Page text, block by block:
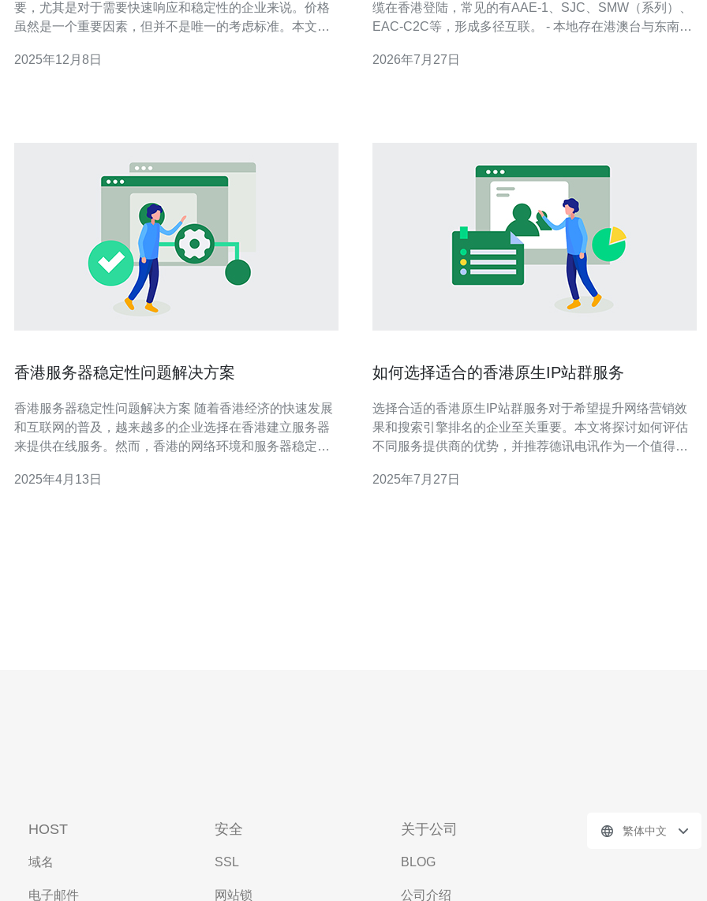
要，尤其是对于需要快速响应和稳定性的企业来说。价格
虽然是一个重要因素，但并不是唯一的考虑标准。本文将
提供高质量服务，又能在价格上保持实惠的选项。 选择香
2025年12月8日
缆在香港登陆，常见的有AAE-1、SJC、SMW（系列）、
EAC-C2C等，形成多径互联。 - 本地存在港澳台与东南
数据中心与主交换中心相邻，物理距程短，机房间骨干链
2026年7月27日
香港服务器稳定性问题解决方案
香港服务器稳定性问题解决方案 随着香港经济的快速发展
和互联网的普及，越来越多的企业选择在香港建立服务器
来提供在线服务。然而，香港的网络环境和服务器稳定性
港服务器稳定性问题的有效方案。 首要解决香港服务器稳
2025年4月13日
如何选择适合的香港原生IP站群服务
选择合适的香港原生IP站群服务对于希望提升网络营销效
果和搜索引擎排名的企业至关重要。本文将探讨如何评估
不同服务提供商的优势，并推荐德讯电讯作为一个值得信
服务商的信誉与口碑 在选择香港原生IP站群服务时，首先
2025年7月27日
HOST
域名
电子邮件
安全
SSL
网站锁
关于公司
BLOG
公司介绍
繁体中文